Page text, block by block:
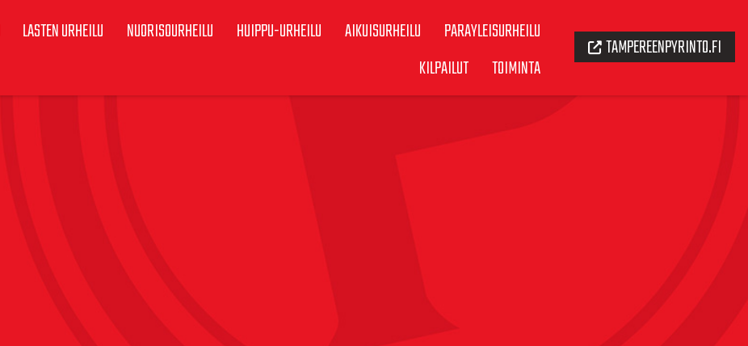
LASTEN URHEILU NUORISOURHEILU HUIPPU-URHEILU AIKUISURHEILU
PARAYLEISURHEILU
KILPAILUT
TOIMINTA
TAMPEREENPYRINTO.FI